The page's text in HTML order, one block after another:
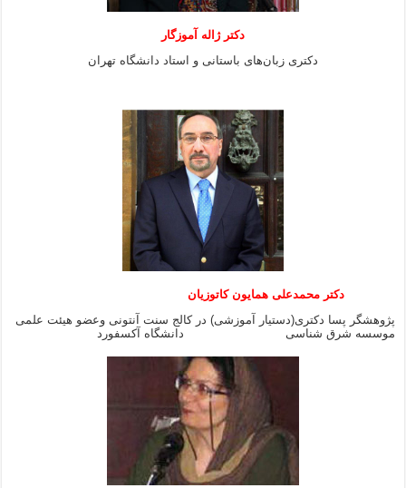
دکتر ژاله آموزگار
دکتری زبان‌های باستانی و استاد دانشگاه تهران
دکتر محمدعلی همایون کاتوزیان
پژوهشگر پسا دکتری(دستیار آموزشی) در کالج سنت آنتونی وعضو هیئت علمی
موسسه شرق شناسی دانشگاه آکسفورد